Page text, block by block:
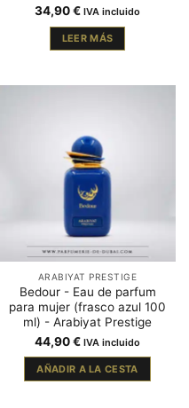
34,90€ IVA incluido
LEER MÁS
ARABIYAT PRESTIGE
Bedour - Eau de parfum
para mujer (frasco azul 100
ml) - Arabiyat Prestige
44,90€ IVA incluido
AÑADIR A LA CESTA